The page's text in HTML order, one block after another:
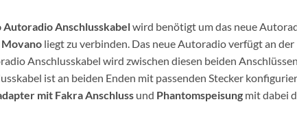
Anschlusskabelwird benötigt um das neue
liegt zu verbinden. Das neue Autoradio verfügt an
Anschlusskabel wird zwischen diesen beiden
ist an beiden Enden mit passenden Stecker
mit Fakra Anschluss und Phantomspeisung mit dabei